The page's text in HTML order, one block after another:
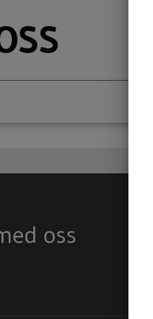
oss